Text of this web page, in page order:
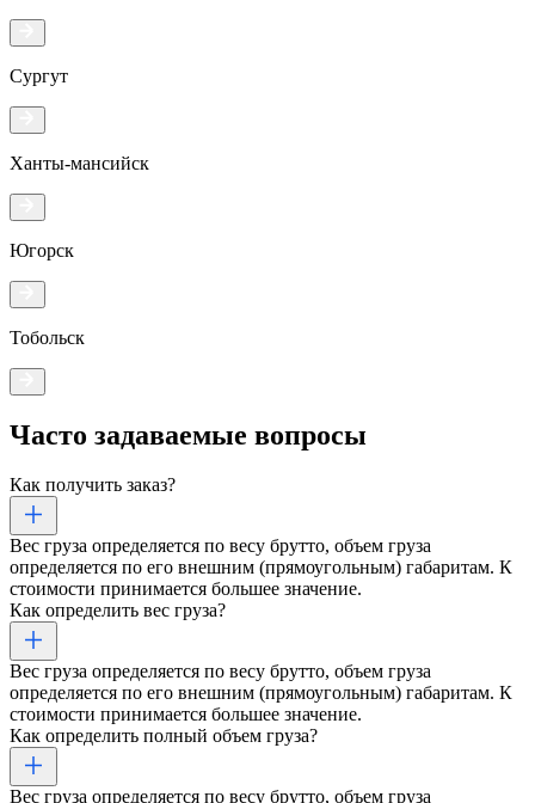
Сургут
Ханты-мансийск
Югорск
Тобольск
Часто задаваемые вопросы
Как получить заказ?
Вес груза определяется по весу брутто, объем груза
определяется по его внешним (прямоугольным) габаритам. К
стоимости принимается большее значение.
Как определить вес груза?
Вес груза определяется по весу брутто, объем груза
определяется по его внешним (прямоугольным) габаритам. К
стоимости принимается большее значение.
Как определить полный объем груза?
Вес груза определяется по весу брутто, объем груза